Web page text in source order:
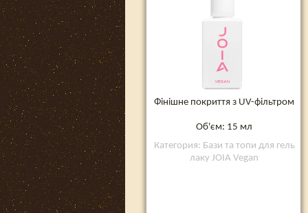
Фінішне покриття з UV-фільтром
Об'єм: 15 мл
Категория: Бази та топи для гель
лаку JOIA Vegan